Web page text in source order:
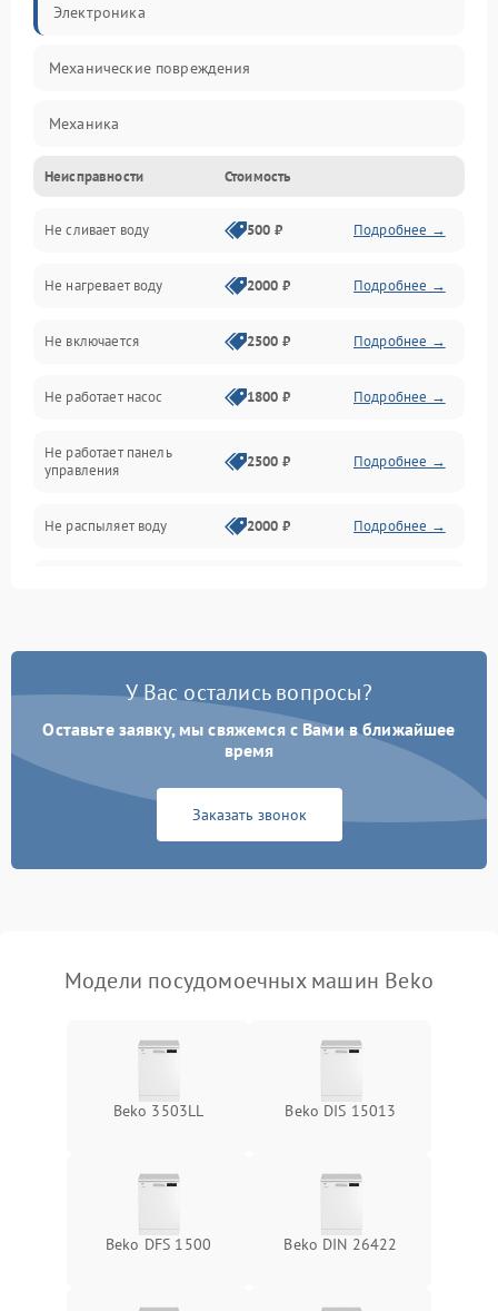
Электроника
Механические повреждения
Механика
Управление
Электропитание
Датчики
Нагрев
Вода
Гигиена
Программное обеспечение
Неисправности Стоимость
Не сливает воду 500 ₽ Подробнее →
Не нагревает воду 2000 ₽ Подробнее →
Не включается 2500 ₽ Подробнее →
Не работает насос 1800 ₽ Подробнее →
Не работает панель
управления
2500 ₽ Подробнее →
Не распыляет воду 2000 ₽ Подробнее →
Проблемы с набором
Не работает сушилка 2100 ₽ Подробнее →
Сбои в работе таймера 1700 ₽
У Вас остались вопросы?
Оставьте заявку, мы свяжемся с Вами в ближайшее
время
Заказать звонок
Модели посудомоечных машин Beko
Beko 3503LL Beko DIS 15013
Beko DFS 1500 Beko DIN 26422